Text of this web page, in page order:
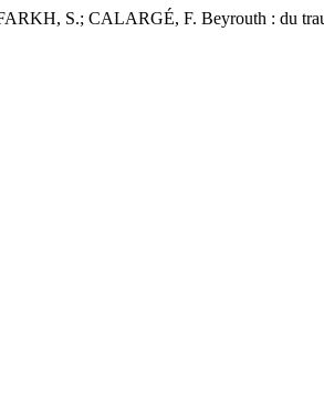
S.; CALARGÉ, F. Beyrouth : du